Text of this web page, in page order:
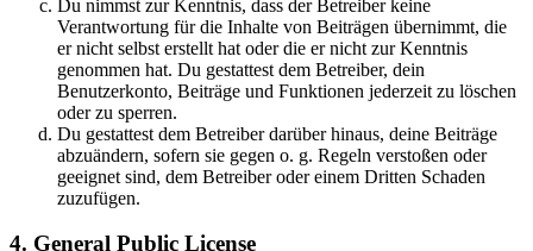
Du nimmst zur Kenntnis, dass der Betreiber keine
Verantwortung für die Inhalte von Beiträgen übernimmt, die
er nicht selbst erstellt hat oder die er nicht zur Kenntnis
genommen hat. Du gestattest dem Betreiber, dein
Benutzerkonto, Beiträge und Funktionen jederzeit zu löschen
oder zu sperren.
Du gestattest dem Betreiber darüber hinaus, deine Beiträge
abzuändern, sofern sie gegen o. g. Regeln verstoßen oder
geeignet sind, dem Betreiber oder einem Dritten Schaden
zuzufügen.
4. General Public License